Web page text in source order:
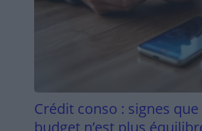
Crédit conso : signes
budget n’est plus